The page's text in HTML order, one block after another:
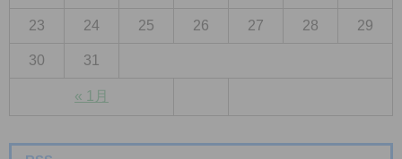
« 1月
23 24 25 26 27 28 29
30 31